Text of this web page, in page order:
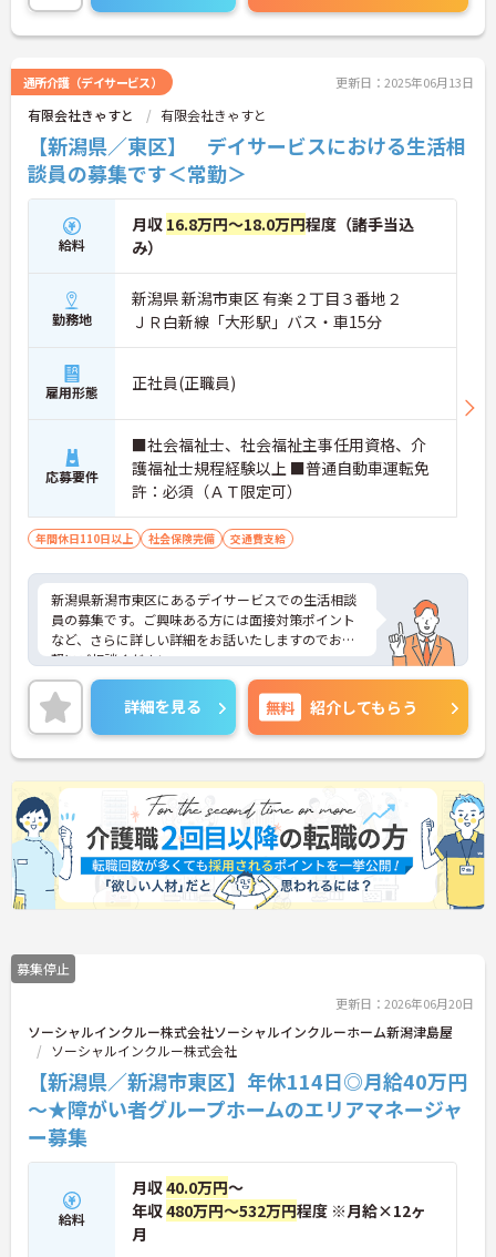
めるます。複数の店舗を経営しているノウハウを生
かした研修制度も自身の成長に繋がります。自立支
る職場も魅力の1つです。
ご興味のある方はお気軽にお問い合わせ下さいま
せ。
通所介護（デイサービス） 更新日：2025年06月13日
有限会社きゃすと 有限会社きゃすと
【新潟県／東区】 デイサービスにおける生活相
談員の募集です＜常勤＞
給料
月収 16.8万円～18.0万円程度（諸手当込
み）
勤務地
新潟県 新潟市東区 有楽２丁目３番地２
ＪＲ白新線「大形駅」バス・車15分
雇用形態 正社員(正職員)
応募要件
■社会福祉士、社会福祉主事任用資格、介
護福祉士規程経験以上 ■普通自動車運転免
許：必須（ＡＴ限定可）
年間休日110日以上 社会保険完備 交通費支給
新潟県新潟市東区にあるデイサービスでの生活相談
員の募集です。ご興味ある方には面接対策ポイント
など、さらに詳しい詳細をお話いたしますのでお気
軽にご相談ください。
詳細を見る 無料 紹介してもらう
募集停止
更新日：2026年06月20日
ソーシャルインクルー株式会社ソーシャルインクルーホーム新潟津島屋
ソーシャルインクルー株式会社
【新潟県／新潟市東区】年休114日◎月給40万円
～★障がい者グループホームのエリアマネージャ
ー募集
給料
月収40.0万円～
年収480万円～532万円程度 ※月給×12ヶ
月